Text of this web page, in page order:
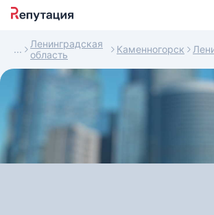
Ленинградская
область
Каменногорск